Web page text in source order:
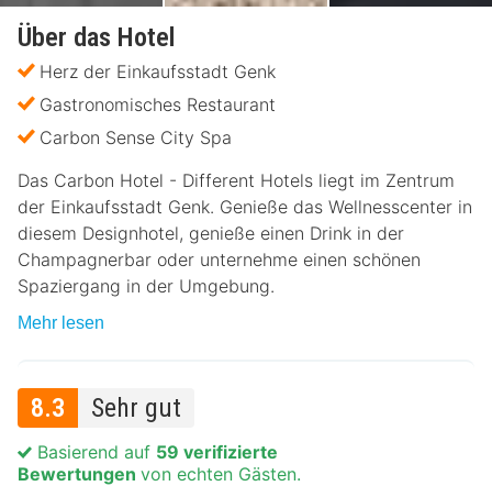
Über das Hotel
Herz der Einkaufsstadt Genk
Gastronomisches Restaurant
Carbon Sense City Spa
Das Carbon Hotel - Different Hotels liegt im Zentrum
der Einkaufsstadt Genk. Genieße das Wellnesscenter in
diesem Designhotel, genieße einen Drink in der
Champagnerbar oder unternehme einen schönen
Spaziergang in der Umgebung.
Mehr lesen
8.3 Sehr gut
Basierend auf 59 verifizierte
Bewertungen von echten Gästen.